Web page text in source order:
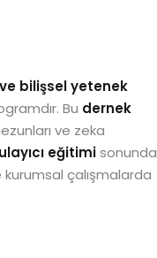
bilişsel yetenek
Bu dernek
ve zeka
eğitimisonunda
çalışmalarda